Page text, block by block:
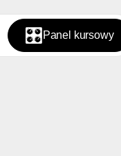
🎛️ Panel kursowy